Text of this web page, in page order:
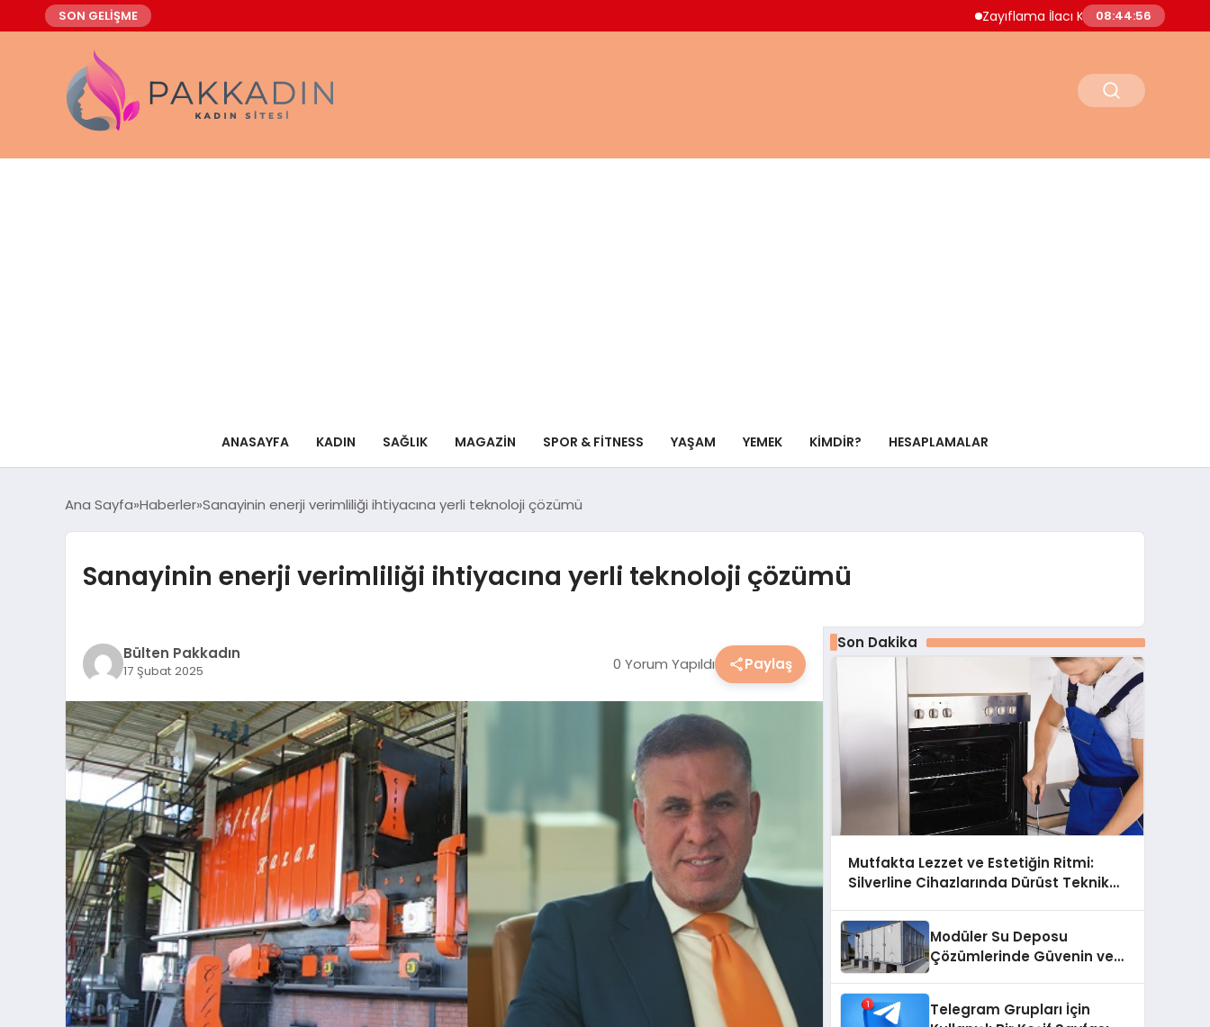
SON GELİŞME Zayıflama İlacı Kullanan Kadın Hayatını
08:44:58
ANASAYFA KADIN SAĞLIK MAGAZIN SPOR & FITNESS YAŞAM YEMEK KIMDIR? HESAPLAMALAR
Ana Sayfa Haberler Sanayinin enerji verimliliği ihtiyacına yerli teknoloji çözümü
Sanayinin enerji verimliliği ihtiyacına yerli teknoloji çözümü
Bülten Pakkadın
17 Şubat 2025 0 Yorum Yapıldı Paylaş
Son Dakika
Mutfakta Lezzet ve Estetiğin Ritmi:
Silverline Cihazlarında Dürüst Teknik
Modüler Su Deposu
Çözümlerinde Güvenin ve
Telegram Grupları İçin